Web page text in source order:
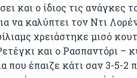
και ο ίδιος τις ανάγκες
να καλύπτει τον Ντι
χρειάστηκε μισό
και ο Ρασπαντόρι –
που έπαιζε κάτι σαν 3-5-2